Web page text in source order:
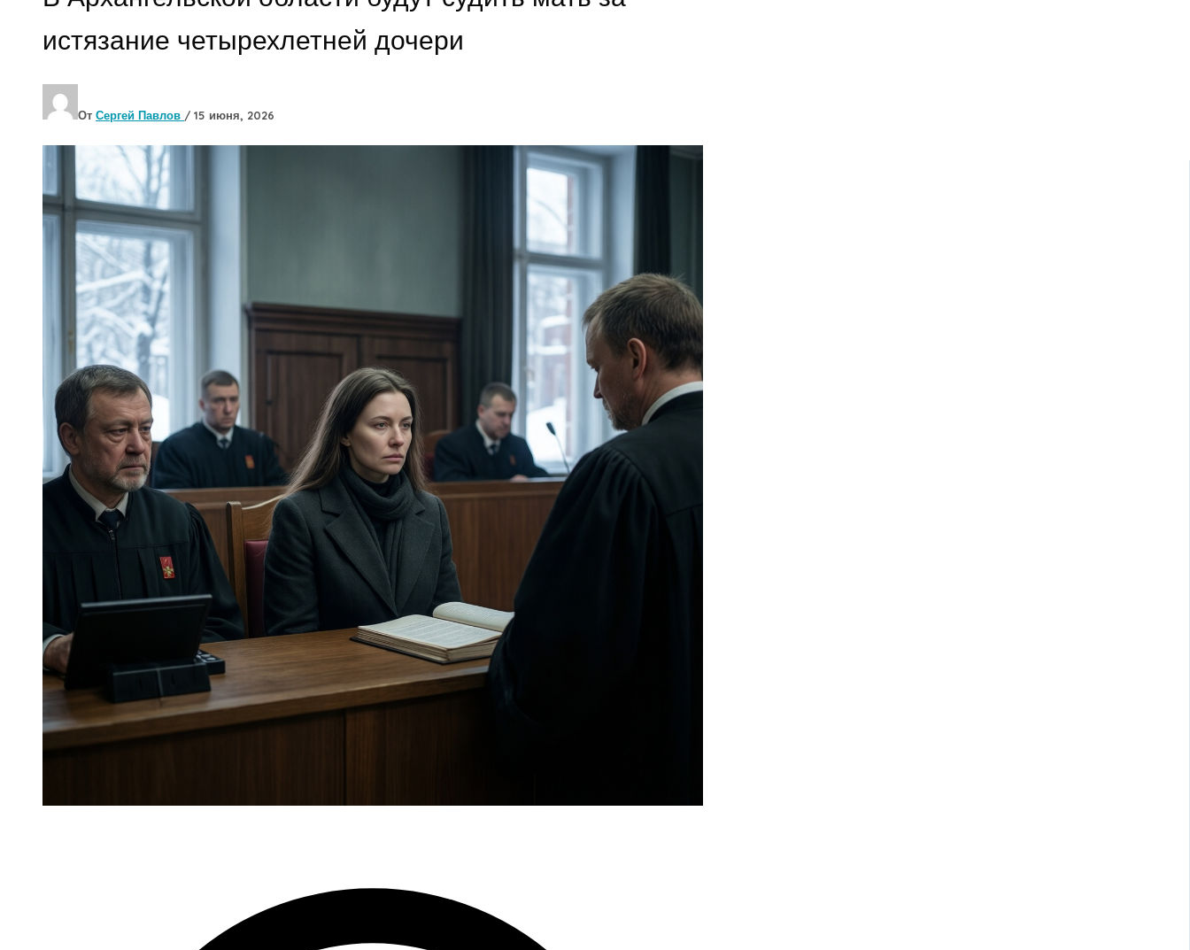
истязание четырехлетней дочери
От Сергей Павлов / 15 июня, 2026